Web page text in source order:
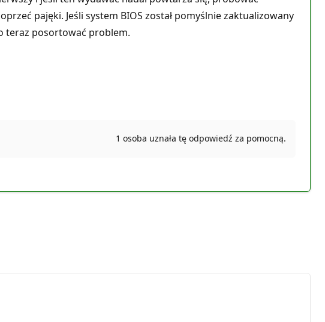
pajęki. Jeśli system BIOS został pomyślnie zaktualizowany
teraz posortować problem.
1 osoba uznała tę odpowiedź za pomocną.